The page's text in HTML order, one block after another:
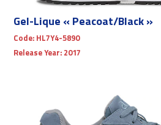
Gel-Lique « Peacoat/Black »
Code: HL7Y4-5890
Release Year: 2017